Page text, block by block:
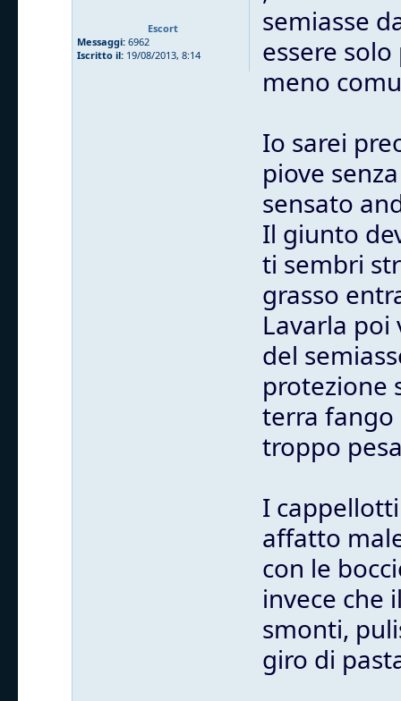
Escort
Messaggi: 6962
Iscritto il: 19/08/2013, 8:14
semiasse
essere
meno
Io sarei
piove
sensato
Il giunto
ti sembri
grasso
Lavarla
del
protezione
terra
troppo
I
affatto
con le
invece che
smonti,
giro di